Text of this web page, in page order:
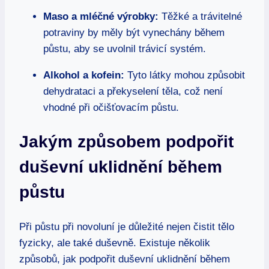
Maso a mléčné výrobky: Těžké a trávitelné
potraviny by měly být vynechány během
půstu, aby se uvolnil trávicí systém.
Alkohol a kofein: Tyto látky mohou způsobit
dehydrataci a překyselení těla, což není
vhodné při očišťovacím půstu.
Jakým způsobem podpořit
duševní uklidnění během
půstu
Při půstu při novoluní je důležité nejen čistit tělo
fyzicky, ale také duševně. Existuje několik
způsobů, jak podpořit duševní uklidnění během